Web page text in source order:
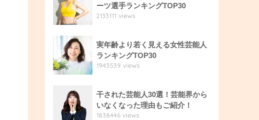
ーツ選手ランキングTOP30
2133111 views
実年齢より若く見える女性芸能人
ランキングTOP30
1943539 views
干された芸能人30選！芸能界から
いなくなった理由もご紹介！
1838446 views